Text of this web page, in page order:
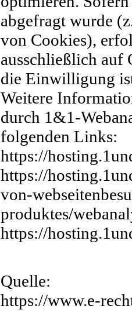
abgefragt wurde
von Cookies),
ausschließlich auf
die Einwilligung
Weitere
durch 1&1-
folgenden Links:
https://
https://
von-
produktes/
https://
Quelle:
https://www.e-